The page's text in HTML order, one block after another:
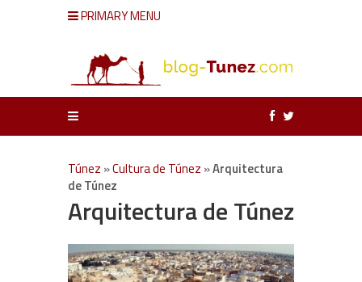
PRIMARY MENU
Túnez »Cultura de Túnez »Arquitectura
de Túnez
Arquitectura de Túnez